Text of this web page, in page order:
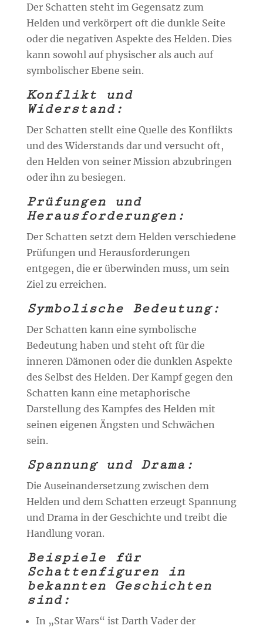
Der Schatten steht im Gegensatz zum
Helden und verkörpert oft die dunkle Seite
oder die negativen Aspekte des Helden. Dies
kann sowohl auf physischer als auch auf
symbolischer Ebene sein.
Konflikt und
Widerstand:
Der Schatten stellt eine Quelle des Konflikts
und des Widerstands dar und versucht oft,
den Helden von seiner Mission abzubringen
oder ihn zu besiegen.
Prüfungen und
Herausforderungen:
Der Schatten setzt dem Helden verschiedene
Prüfungen und Herausforderungen
entgegen, die er überwinden muss, um sein
Ziel zu erreichen.
Symbolische Bedeutung:
Der Schatten kann eine symbolische
Bedeutung haben und steht oft für die
inneren Dämonen oder die dunklen Aspekte
des Selbst des Helden. Der Kampf gegen den
Schatten kann eine metaphorische
Darstellung des Kampfes des Helden mit
seinen eigenen Ängsten und Schwächen
sein.
Spannung und Drama:
Die Auseinandersetzung zwischen dem
Helden und dem Schatten erzeugt Spannung
und Drama in der Geschichte und treibt die
Handlung voran.
Beispiele für
Schattenfiguren in
bekannten Geschichten
sind:
In „Star Wars“ ist Darth Vader der